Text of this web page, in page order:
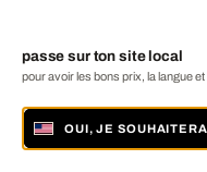
Hello
€ 2 2902 tailles
passe sur ton site local
pour avoir les bons prix, la langue
OUI, JE